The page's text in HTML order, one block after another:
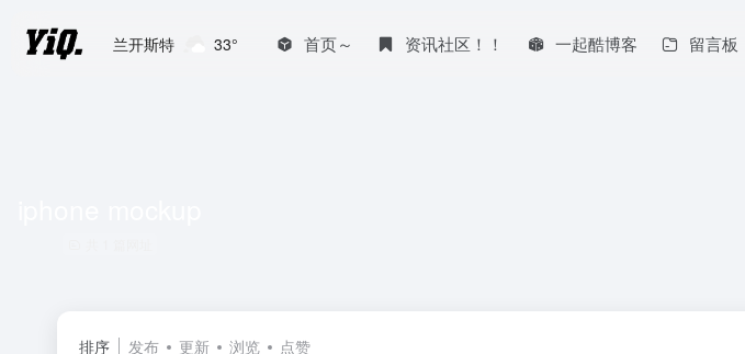
兰开斯特 33° 首页～ 资讯社区！！ 一起酷博客 留言板
排序 发布 更新 浏览 点赞